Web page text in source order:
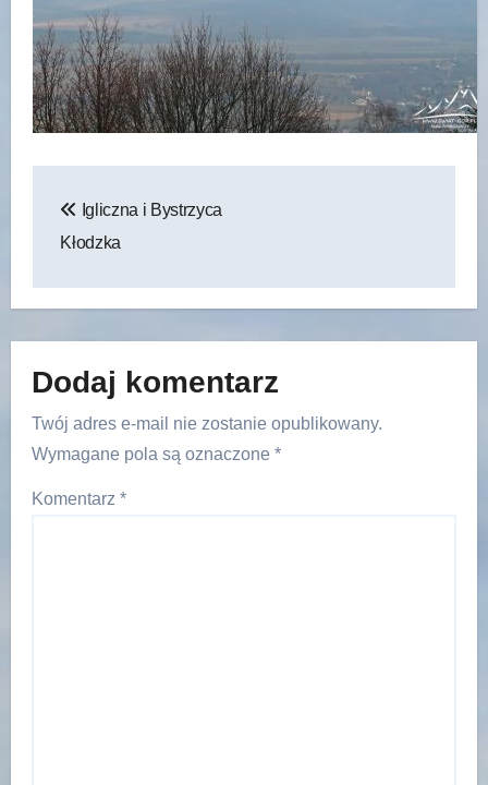
wpisu
Igliczna i Bystrzyca
Kłodzka
Dodaj komentarz
Twój adres e-mail nie zostanie opublikowany.
Wymagane pola są oznaczone *
Komentarz *